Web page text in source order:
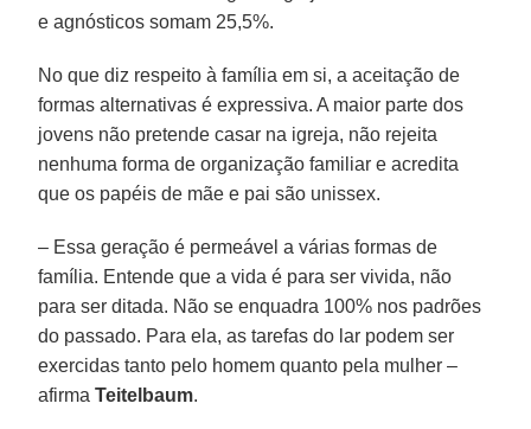
e agnósticos somam 25,5%.
No que diz respeito à família em si, a aceitação de
formas alternativas é expressiva. A maior parte dos
jovens não pretende casar na igreja, não rejeita
nenhuma forma de organização familiar e acredita
que os papéis de mãe e pai são unissex.
– Essa geração é permeável a várias formas de
família. Entende que a vida é para ser vivida, não
para ser ditada. Não se enquadra 100% nos padrões
do passado. Para ela, as tarefas do lar podem ser
exercidas tanto pelo homem quanto pela mulher –
afirmaTeitelbaum.